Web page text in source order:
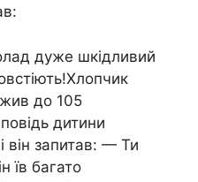
дуже шкідливий
до 105
дитини
він запитав: — Ти
їв багато